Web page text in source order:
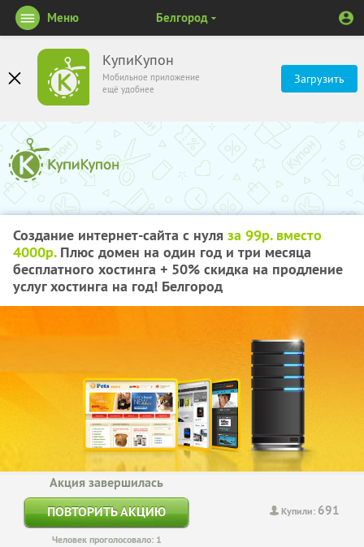
КупиКупон
Мобильное приложение
ещё удобнее
Загрузить
Меню Белгород
Создание интернет-сайта с нуля за 99р. вместо
4000р.Плюс домен на один год и три месяца
бесплатного хостинга + 50% скидка на продление
услуг хостинга на год! Белгород
Купили: 691
Акция завершилась
ПОВТОРИТЬ АКЦИЮ
Человек проголосовало: 1